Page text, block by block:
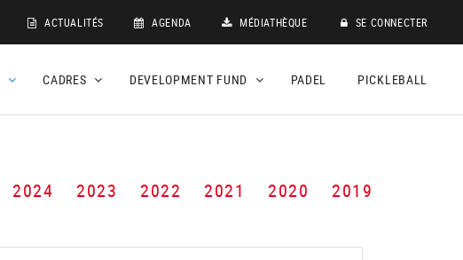
ACTUALITÉS AGENDA MÉDIATHÈQUE SE CONNECTER
CADRES DEVELOPMENT FUND PADEL PICKLEBALL
2024 2023 2022 2021 2020 2019